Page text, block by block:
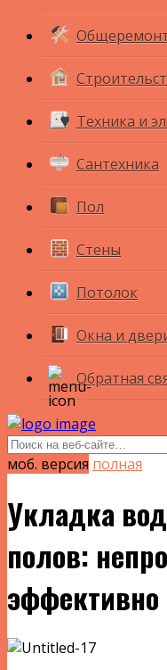
Техника и
Сантехника
Пол
Стены
Потолок
Окна и
Обратная
моб. версия полная
Укладка
полов:
эффективно